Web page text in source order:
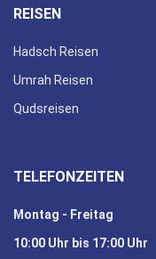
REISEN
Hadsch Reisen
Umrah Reisen
Qudsreisen
TELEFONZEITEN
Montag - Freitag
10:00 Uhr bis 17:00 Uhr